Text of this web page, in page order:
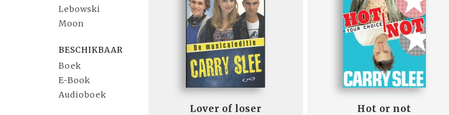
Lebowski
Moon
BESCHIKBAAR
Boek
E-Book
Audioboek
Lover of loser Hot or not